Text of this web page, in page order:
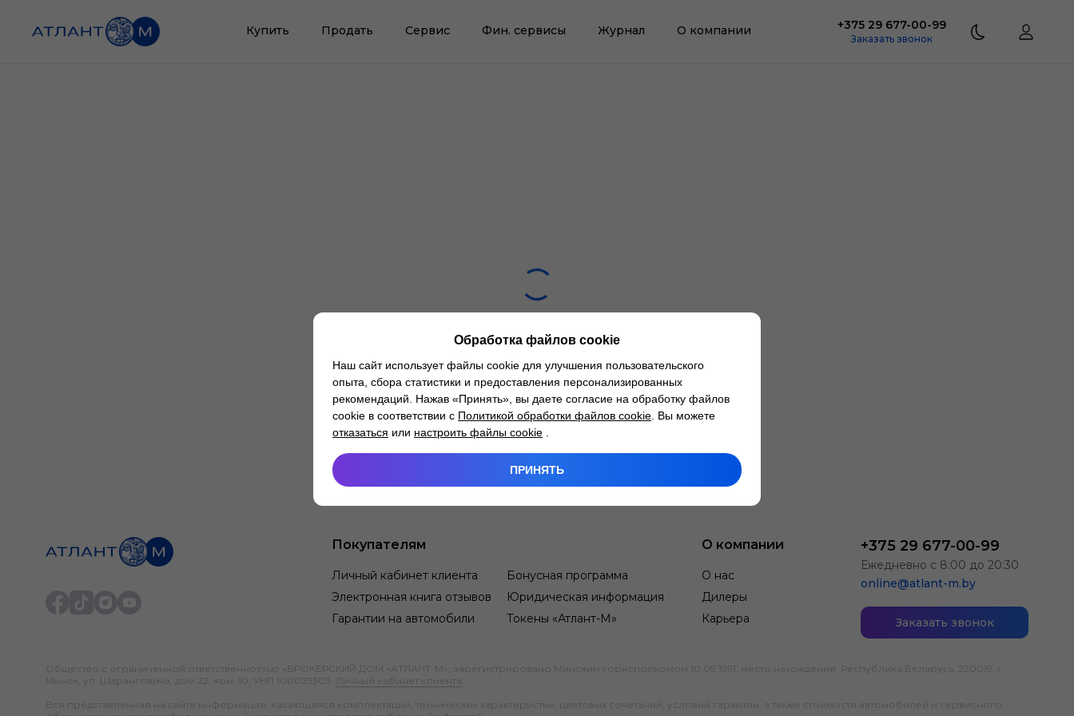
Купить Продать Сервис Фин. сервисы Журнал О компании +375 29 677-00-99
Заказать звонок
Покупателям
Личный кабинет клиента
Бонусная программа
Электронная книга отзывов
Юридическая информация
Гарантии на автомобили
Токены «Атлант-М»
О компании
О нас
Дилеры
Карьера
+375 29 677-00-99
Ежедневно с 8:00 до 20:30
online@atlant-m.by
Заказать звонок
Общество с ограниченной ответственностью «БРОКЕРСКИЙ ДОМ «АТЛАНТ-М», зарегистрировано Минским горисполкомом 10.09.1991; место нахождения: Республика Беларусь, 220019, г.
Минск, ул. Шаранговича, дом 22, ком. 10; УНП 100023303.
Личный кабинет клиента
Вся представленная на сайте информация, касающаяся комплектаций, технических характеристик, цветовых сочетаний, условий гарантии, а также стоимости автомобилей и сервисного
Обработка файлов cookie
Наш сайт использует файлы cookie для улучшения пользовательского
опыта, сбора статистики и предоставления персонализированных
рекомендаций. Нажав «Принять», вы даете согласие на обработку файлов
cookie в соответствии с Политикой обработки файлов cookie . Вы можете
отказаться или настроить файлы cookie
ПРИНЯТЬ